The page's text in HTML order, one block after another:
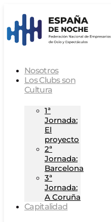
Nosotros
Los Clubs son
Cultura
1ª
Jornada:
El
proyecto
2ª
Jornada:
Barcelona
3ª
Jornada:
A Coruña
Capitalidad